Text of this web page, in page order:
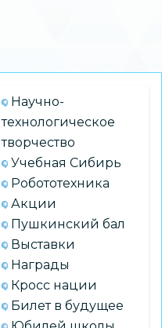
Научно-
технологическое
творчество
Учебная Сибирь
Робототехника
Акции
Пушкинский бал
Выставки
Награды
Кросс нации
Билет в будущее